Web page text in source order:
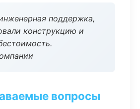
поддержка,
конструкцию и
вопросы